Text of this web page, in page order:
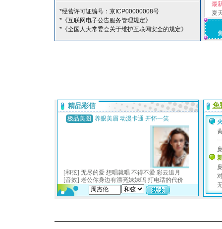
*经营许可证编号：京ICP00000008号
*《互联网电子公告服务管理规定》
*《全国人大常委会关于维护互联网安全的规定》
最
夏